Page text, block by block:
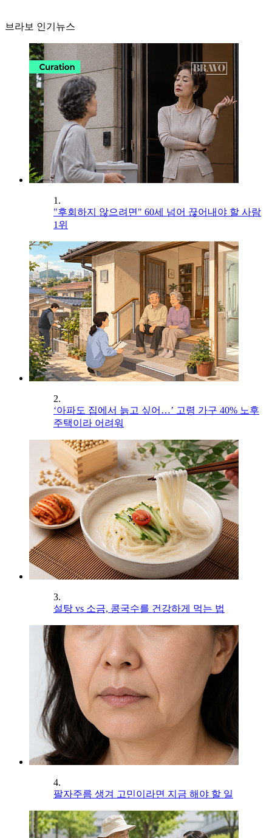
브라보 인기뉴스
1.
"후회하지 않으려면" 60세 넘어 끊어내야 할 사람
1위
2.
‘아파도 집에서 늙고 싶어…’ 고령 가구 40% 노후
주택이라 어려워
3.
설탕 vs 소금, 콩국수를 건강하게 먹는 법
4.
팔자주름 생겨 고민이라면 지금 해야 할 일